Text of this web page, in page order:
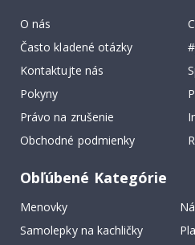
O nás
Často kladené otázky
Kontaktujte nás
Pokyny
Právo na zrušenie
Obchodné podmienky
Obľúbené Kategórie
Menovky
Samolepky na kachličky